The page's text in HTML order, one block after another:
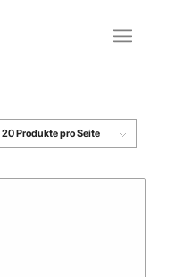
20 Produkte pro Seite